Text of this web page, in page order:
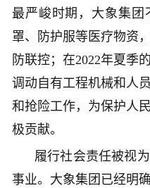
最严峻时期，大象集团
罩、防护服等医疗物资
防联控；在2022年夏季
调动自有工程机械和人
和抢险工作，为保护人
极贡献。
履行社会责任被视
事业。大象集团已经明